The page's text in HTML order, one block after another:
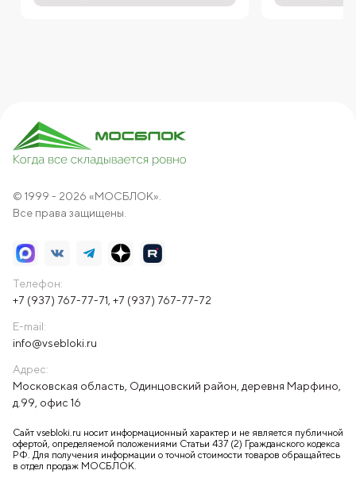
© 1999 - 2026 «МОСБЛОК».
Все права защищены.
Телефон:
+7 (937) 767-77-71, +7 (937) 767-77-72
E-mail:
info@vsebloki.ru
Адрес:
Московская область, Одинцовский район, деревня Марфино,
д.99, офис 16
Сайт vsebloki.ru носит информационный характер и не является публичной
офертой, определяемой положениями Статьи 437 (2) Гражданского кодекса
РФ. Для получения информации о точной стоимости товаров обращайтесь
в отдел продаж МОСБЛОК.